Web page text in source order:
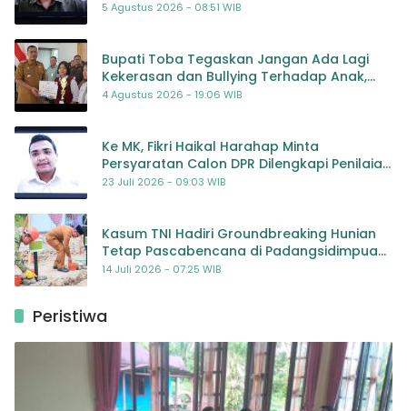
5 Agustus 2026 - 08:51 WIB
Bupati Toba Tegaskan Jangan Ada Lagi
Kekerasan dan Bullying Terhadap Anak,
Dorong Kolaborasi Seluruh Pihak
4 Agustus 2026 - 19:06 WIB
Ke MK, Fikri Haikal Harahap Minta
Persyaratan Calon DPR Dilengkapi Penilaian
Kompetensi
23 Juli 2026 - 09:03 WIB
Kasum TNI Hadiri Groundbreaking Hunian
Tetap Pascabencana di Padangsidimpuan,
Harapan Baru bagi Penyintas
14 Juli 2026 - 07:25 WIB
Peristiwa